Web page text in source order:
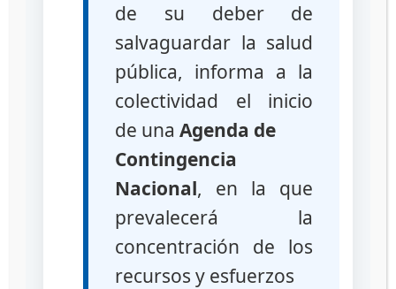
de su deber de
salvaguardar la salud
pública, informa a la
colectividad el inicio
de unaAgenda de
Contingencia
Nacional, en la que
prevalecerá la
concentración de los
recursos y esfuerzos